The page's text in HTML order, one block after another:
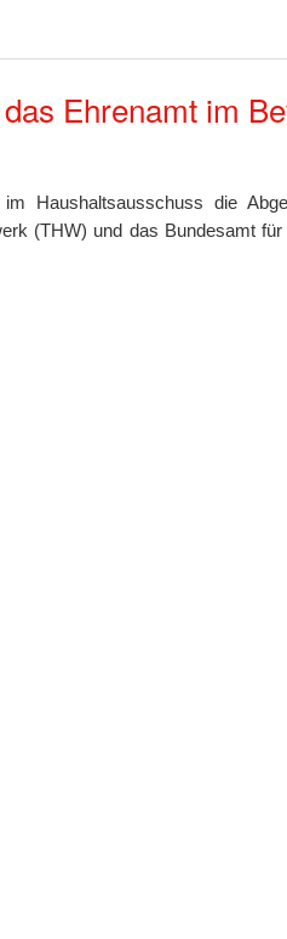
Ehrenamt im
Haushaltsausschuss die
(THW) und das Bundesamt